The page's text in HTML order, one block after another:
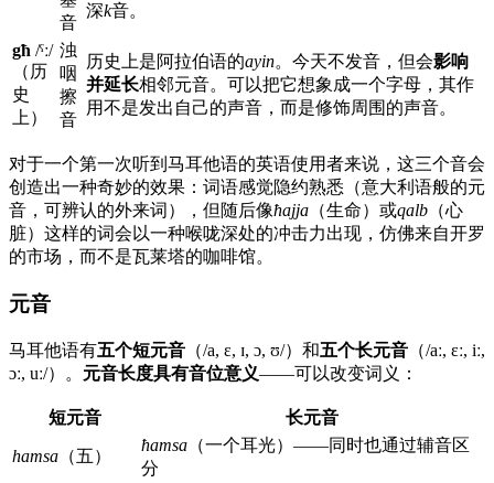
音
深k音。
għ /ˤː/
（历
史
上）
浊
咽
擦
音
历史上是阿拉伯语的ayin。今天不发音，但会影响
并延长相邻元音。可以把它想象成一个字母，其作
用不是发出自己的声音，而是修饰周围的声音。
对于一个第一次听到马耳他语的英语使用者来说，这三个音会
创造出一种奇妙的效果：词语感觉隐约熟悉（意大利语般的元
音，可辨认的外来词），但随后像ħajja （生命）或qalb （心
脏）这样的词会以一种喉咙深处的冲击力出现，仿佛来自开罗
的市场，而不是瓦莱塔的咖啡馆。
元音
马耳他语有五个短元音 （/a, ɛ, ɪ, ɔ, ʊ/）和五个长元音 （/aː, ɛː, iː,
ɔː, uː/）。 元音长度具有音位意义——可以改变词义：
短元音 长元音
hamsa （五）
ħamsa （一个耳光）——同时也通过辅音区
分